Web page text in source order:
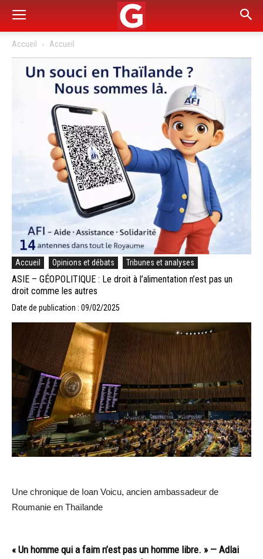
Accueil Accueil
Accueil Opinions et débats Tribunes et analyses
ASIE – GÉOPOLITIQUE : Le droit à l’alimentation n’est pas un
droit comme les autres
Date de publication : 09/02/2025
Une chronique de Ioan Voicu, ancien ambassadeur de
Roumanie en Thaïlande
« Un homme qui a faim n’est pas un homme libre. » — Adlai